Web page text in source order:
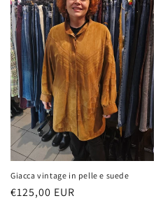
Giacca vintage in pelle e suede
Prezzo
€125,00 EUR